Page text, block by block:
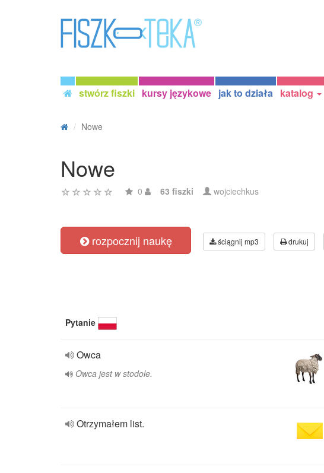
stwórz fiszki kursy językowe jak to działa katalog
Nowe
Nowe
0 63 fiszki wojciechkus
rozpocznij naukę ściągnij mp3 drukuj
Pytanie
Owca
Owca jest w stodole.
Otrzymałem list.